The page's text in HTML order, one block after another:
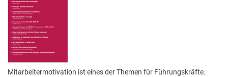
Mitarbeitermotivation ist eines der Themen für Führungskräfte.